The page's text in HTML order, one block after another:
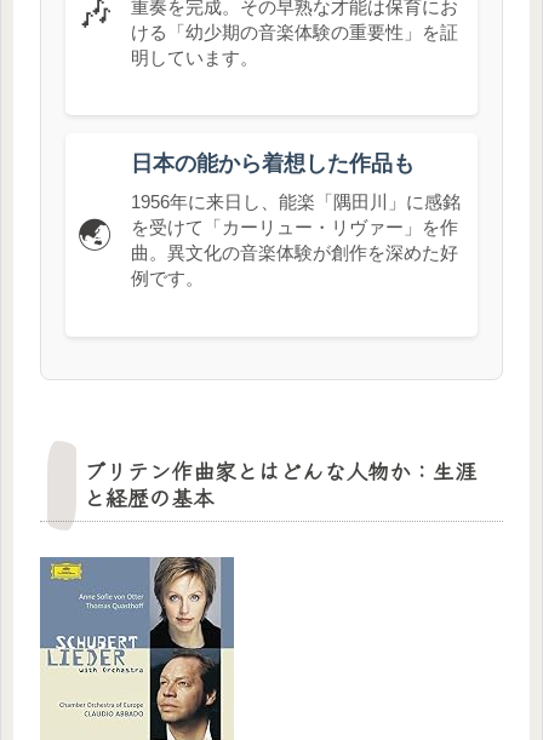
🎶
重奏を完成。その早熟な才能は保育にお
ける「幼少期の音楽体験の重要性」を証
明しています。
🌏
日本の能から着想した作品も
1956年に来日し、能楽「隅田川」に感銘
を受けて「カーリュー・リヴァー」を作
曲。異文化の音楽体験が創作を深めた好
例です。
ブリテン作曲家とはどんな人物か：生涯
と経歴の基本